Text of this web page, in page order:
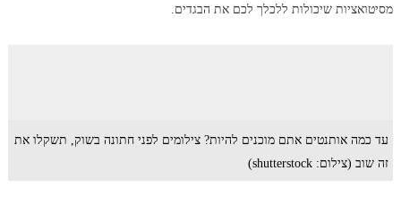
מסיטואציות שיכולות ללכלך לכם את הבגדים.
עד כמה אותנטים אתם מוכנים להיות? צילומים לפני חתונה בשוק, תשקלו את
זה שוב (צילום: shutterstock)